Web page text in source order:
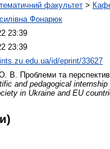
факультет >
Фонарюк
23:39
23:39
id/eprint/33627
В. Проблеми та
and pedagogical
in Ukraine and EU